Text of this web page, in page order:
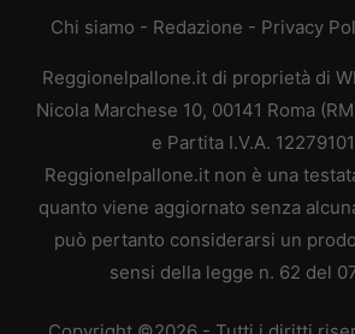
Chi siamo - Redazione - Privacy
Reggionelpallone.it di proprietà di
Nicola Marchese 10, 00141 Roma
e Partita I.V.A.
Reggionelpallone.it non è una
quanto viene aggiornato senza
può pertanto considerarsi un
sensi della legge n. 62 del